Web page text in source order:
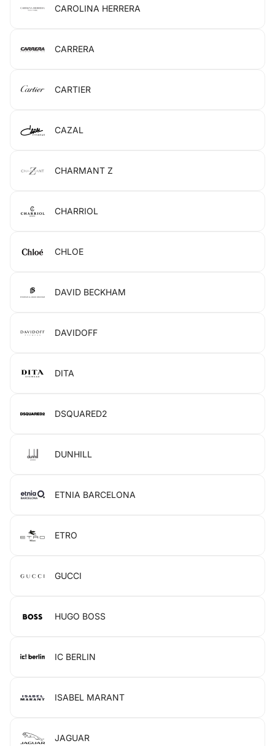
CAROLINA HERRERA
CARRERA
CARTIER
CAZAL
CHARMANT Z
CHARRIOL
CHLOE
DAVID BECKHAM
DAVIDOFF
DITA
DSQUARED2
DUNHILL
ETNIA BARCELONA
ETRO
GUCCI
HUGO BOSS
IC BERLIN
ISABEL MARANT
JAGUAR